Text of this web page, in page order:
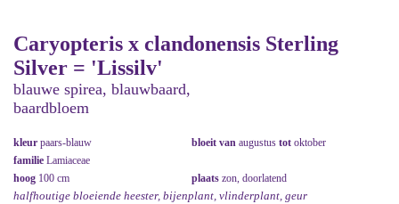
Caryopteris x clandonensis Sterling
Silver = 'Lissilv'
blauwe spirea, blauwbaard,
baardbloem
kleur paars-blauw bloeit van augustus tot oktober
familie Lamiaceae
hoog 100 cm plaats zon, doorlatend
halfhoutige bloeiende heester, bijenplant, vlinderplant, geur